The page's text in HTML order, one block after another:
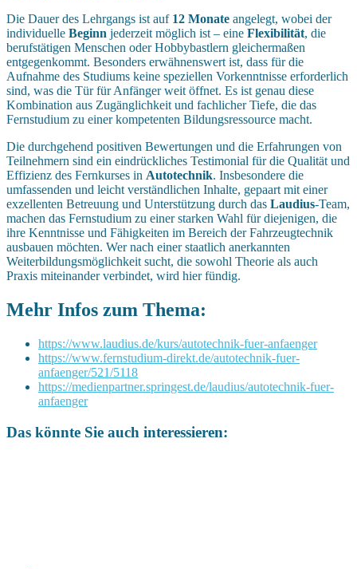
Die Dauer des Lehrgangs ist auf 12 Monate angelegt, wobei der
individuelle Beginn jederzeit möglich ist – eine Flexibilität, die
berufstätigen Menschen oder Hobbybastlern gleichermaßen
entgegenkommt. Besonders erwähnenswert ist, dass für die
Aufnahme des Studiums keine speziellen Vorkenntnisse erforderlich
sind, was die Tür für Anfänger weit öffnet. Es ist genau diese
Kombination aus Zugänglichkeit und fachlicher Tiefe, die das
Fernstudium zu einer kompetenten Bildungsressource macht.
Die durchgehend positiven Bewertungen und die Erfahrungen von
Teilnehmern sind ein eindrückliches Testimonial für die Qualität und
Effizienz des Fernkurses in Autotechnik. Insbesondere die
umfassenden und leicht verständlichen Inhalte, gepaart mit einer
exzellenten Betreuung und Unterstützung durch das Laudius-Team,
machen das Fernstudium zu einer starken Wahl für diejenigen, die
ihre Kenntnisse und Fähigkeiten im Bereich der Fahrzeugtechnik
ausbauen möchten. Wer nach einer staatlich anerkannten
Weiterbildungsmöglichkeit sucht, die sowohl Theorie als auch
Praxis miteinander verbindet, wird hier fündig.
Mehr Infos zum Thema:
https://www.laudius.de/kurs/autotechnik-fuer-anfaenger
https://www.fernstudium-direkt.de/autotechnik-fuer-
anfaenger/521/5118
https://medienpartner.springest.de/laudius/autotechnik-fuer-
anfaenger
Das könnte Sie auch interessieren: